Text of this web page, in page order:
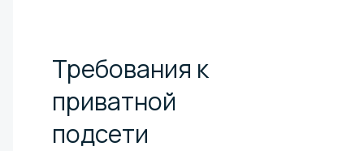
Требования к
приватной
подсети